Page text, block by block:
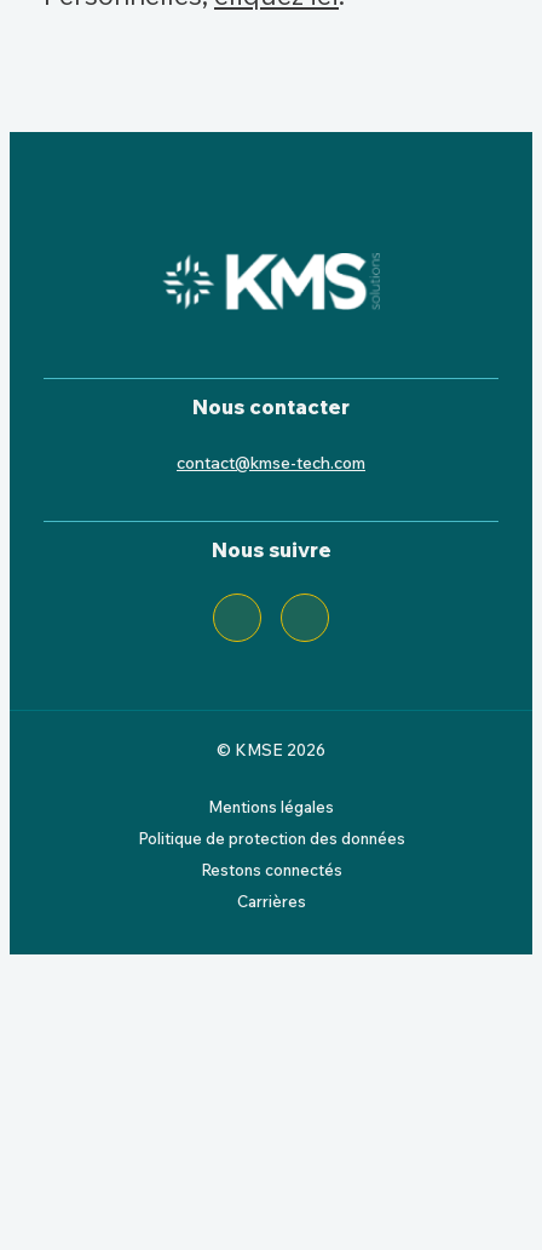
Nous contacter
contact@kmse-tech.com
Nous suivre
© KMSE 2026
Mentions légales
Politique de protection des données
Restons connectés
Carrières